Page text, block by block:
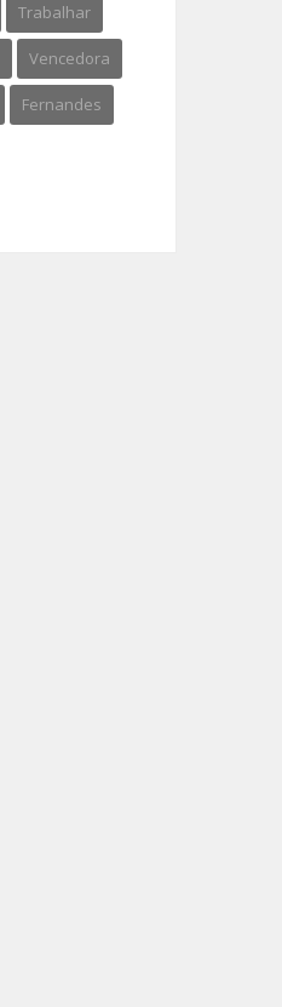
Trabalhar
Vencedora
Fernandes